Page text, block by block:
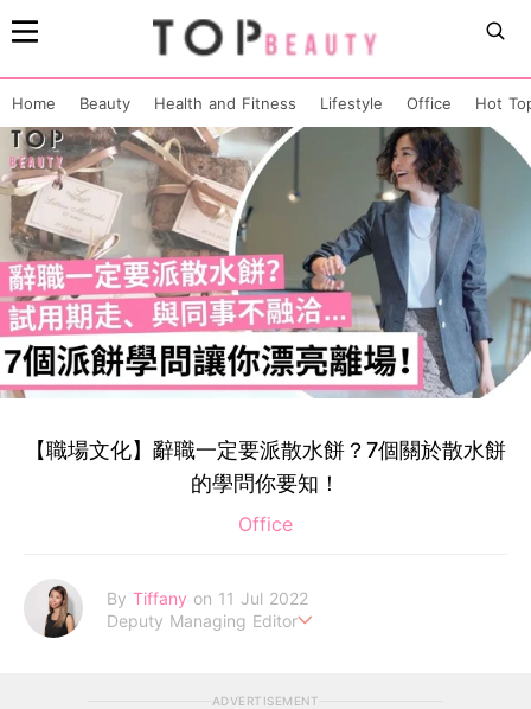
Home Beauty Health and Fitness Lifestyle Office Hot
【職場文化】辭職一定要派散水餅？7個關於散水餅
的學問你要知！
Office
By Tiffany on 11 Jul 2022
Deputy Managing Editor
ADVERTISEMENT